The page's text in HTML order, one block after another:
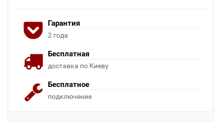
Гарантия
2 года
Бесплатная
доставка по Киеву
Бесплатное
подключение